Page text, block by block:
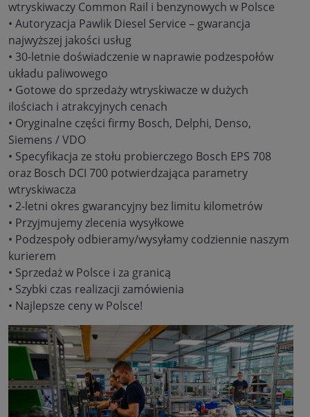
wtryskiwaczy Common Rail i benzynowych w Polsce
• Autoryzacja Pawlik Diesel Service – gwarancja
najwyższej jakości usług
• 30-letnie doświadczenie w naprawie podzespołów
układu paliwowego
• Gotowe do sprzedaży wtryskiwacze w dużych
ilościach i atrakcyjnych cenach
• Oryginalne części firmy Bosch, Delphi, Denso,
Siemens / VDO
• Specyfikacja ze stołu probierczego Bosch EPS 708
oraz Bosch DCI 700 potwierdzająca parametry
wtryskiwacza
• 2-letni okres gwarancyjny bez limitu kilometrów
• Przyjmujemy zlecenia wysyłkowe
• Podzespoły odbieramy/wysyłamy codziennie naszym
kurierem
• Sprzedaż w Polsce i za granicą
• Szybki czas realizacji zamówienia
• Najlepsze ceny w Polsce!